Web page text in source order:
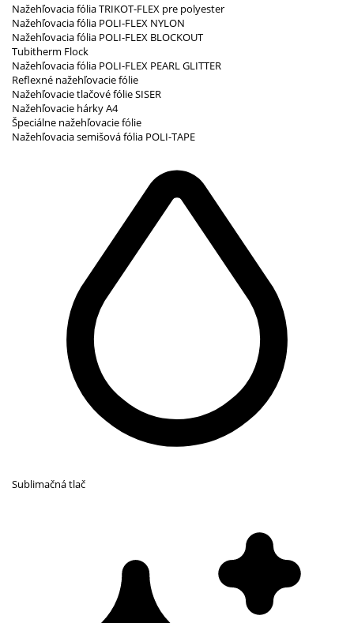
Nažehľovacia fólia TRIKOT-FLEX pre polyester
Nažehľovacia fólia POLI-FLEX NYLON
Nažehľovacia fólia POLI-FLEX BLOCKOUT
Tubitherm Flock
Nažehľovacia fólia POLI-FLEX PEARL GLITTER
Reflexné nažehľovacie fólie
Nažehľovacie tlačové fólie SISER
Nažehľovacie hárky A4
Špeciálne nažehľovacie fólie
Nažehľovacia semišová fólia POLI-TAPE
Sublimačná tlač